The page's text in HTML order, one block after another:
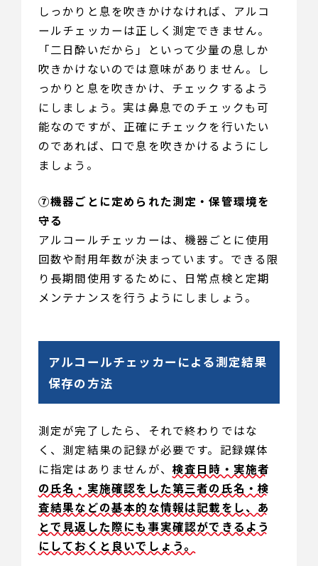
しっかりと息を吹きかけなければ、アルコ
ールチェッカーは正しく測定できません。
「二日酔いだから」といって少量の息しか
吹きかけないのでは意味がありません。し
っかりと息を吹きかけ、チェックするよう
にしましょう。実は鼻息でのチェックも可
能なのですが、正確にチェックを行いたい
のであれば、口で息を吹きかけるようにし
ましょう。
⑦機器ごとに定められた測定・保管環境を
守る
アルコールチェッカーは、機器ごとに使用
回数や耐用年数が決まっています。できる限
り長期間使用するために、日常点検と定期
メンテナンスを行うようにしましょう。
アルコールチェッカーによる測定結果
保存の方法
測定が完了したら、それで終わりではな
く、測定結果の記録が必要です。記録媒体
に指定はありませんが、 検査日時・実施者
の氏名・実施確認をした第三者の氏名・検
査結果などの基本的な情報は記載をし、あ
とで見返した際にも事実確認ができるよう
にしておくと良いでしょう。